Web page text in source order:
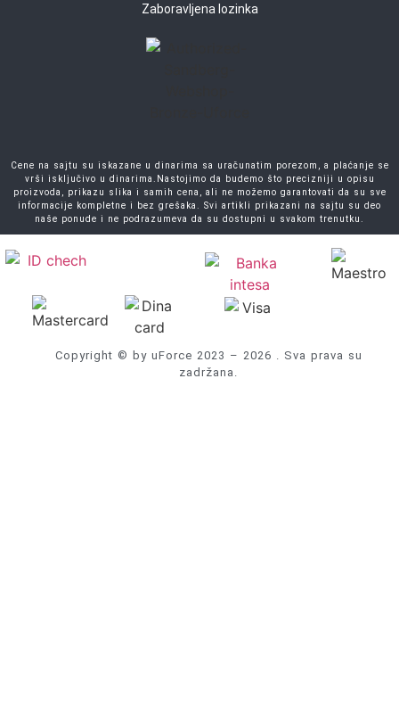
Zaboravljena lozinka
Cene na sajtu su iskazane u dinarima sa uračunatim porezom, a plaćanje se
vrši isključivo u dinarima.Nastojimo da budemo što precizniji u opisu
proizvoda, prikazu slika i samih cena, ali ne možemo garantovati da su sve
informacije kompletne i bez grešaka. Svi artikli prikazani na sajtu su deo
naše ponude i ne podrazumeva da su dostupni u svakom trenutku.
Copyright © by uForce 2023 – 2026 . Sva prava su
zadržana.